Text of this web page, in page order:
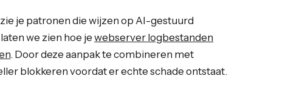
je patronen die wijzen op AI-gestuurd
we zien hoe jewebserver logbestanden
. Door deze aanpak te combineren met
blokkeren voordat er echte schade ontstaat.